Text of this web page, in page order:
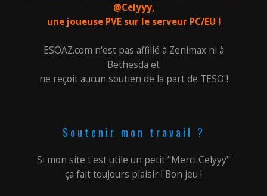
@Celyyy,
une joueuse PVE sur le serveur PC/EU !
ESOAZ.com n'est pas affilié à Zenimax ni à
Bethesda et
ne reçoit aucun soutien de la part de TESO !
Soutenir mon travail ?
Si mon site t'est utile un petit "Merci Celyyy"
ça fait toujours plaisir ! Bon jeu !